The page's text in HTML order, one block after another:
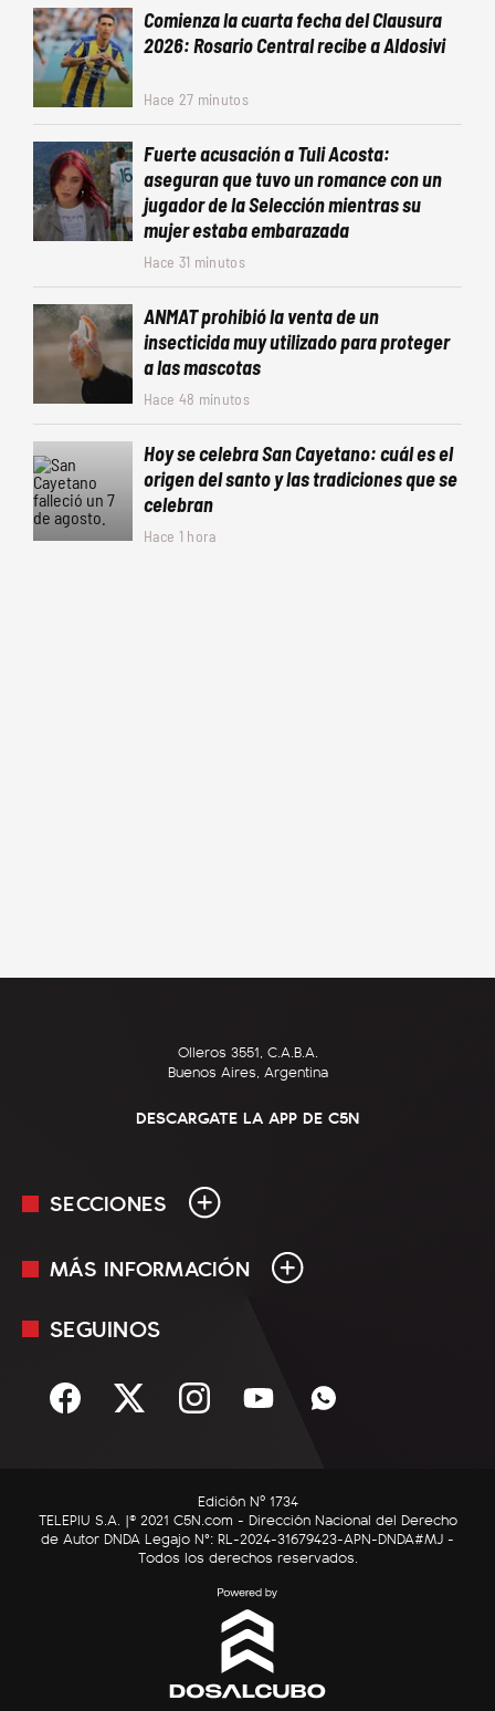
Comienza la cuarta fecha del Clausura
2026: Rosario Central recibe a Aldosivi
Hace 27 minutos
Fuerte acusación a Tuli Acosta:
aseguran que tuvo un romance con un
jugador de la Selección mientras su
mujer estaba embarazada
Hace 31 minutos
ANMAT prohibió la venta de un
insecticida muy utilizado para proteger
a las mascotas
Hace 48 minutos
Hoy se celebra San Cayetano: cuál es el
origen del santo y las tradiciones que se
celebran
Hace 1 hora
Olleros 3551, C.A.B.A.
Buenos Aires, Argentina
DESCARGATE LA APP DE C5N
SECCIONES
En Vivo
Sociedad
C5N Autos
RatingCero
MÁS INFORMACIÓN
Mediakit
Términos y condiciones
SEGUINOS
Edición Nº 1734
TELEPIU S.A. |© 2021 C5N.com - Dirección Nacional del Derecho
de Autor DNDA Legajo N°: RL-2024-31679423-APN-DNDA#MJ -
Todos los derechos reservados.